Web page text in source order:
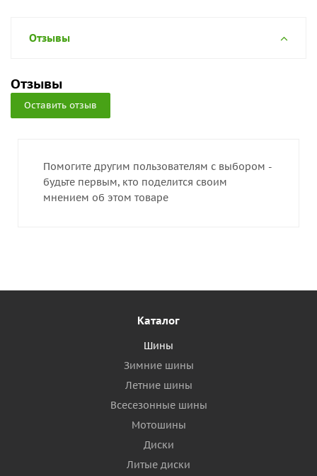
Отзывы
Отзывы
Оставить отзыв
Помогите другим пользователям с выбором -
будьте первым, кто поделится своим
мнением об этом товаре
Каталог
Шины
Зимние шины
Летние шины
Всесезонные шины
Мотошины
Диски
Литые диски